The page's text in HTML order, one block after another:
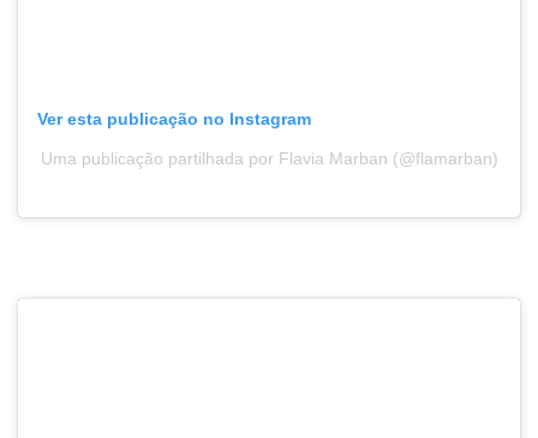
Ver esta publicação no Instagram
Uma publicação partilhada por Flavia Marban (@flamarban)